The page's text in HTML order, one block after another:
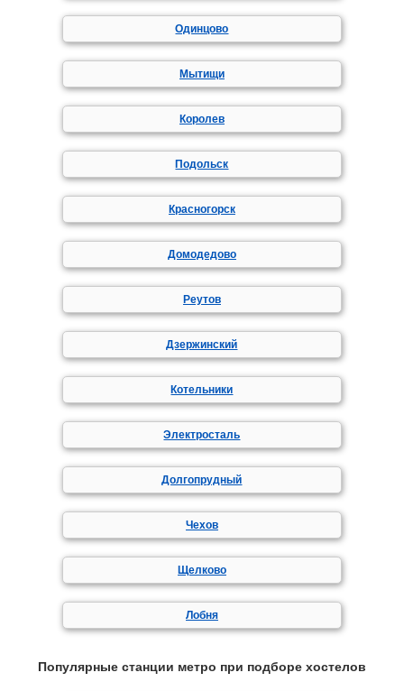
Одинцово
Мытищи
Королев
Подольск
Красногорск
Домодедово
Реутов
Дзержинский
Котельники
Электросталь
Долгопрудный
Чехов
Щелково
Лобня
Популярные станции метро при подборе хостелов